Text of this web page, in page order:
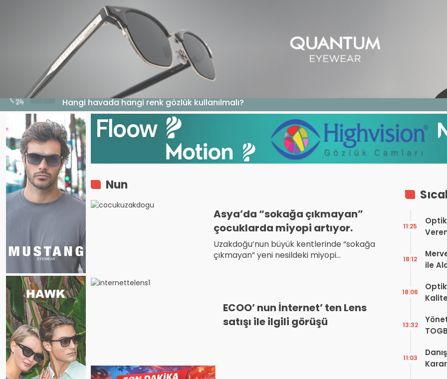
EKONOMI MAGAZIN
6 Ağustos 2026 - 17:11
Hangi havada hangi renk gözlük kullanılmalı?
Nun
Asya’da “sokağa çıkmayan”
çocuklarda miyopi artıyor.
Uzakdoğu’nun büyük kentlerinde “sokağa
çıkmayan” yeni nesildeki miyopi
ECOO’ nun İnternet’ ten Lens
satışı ile ilgili görüşü
11:25
ile
18:12
18:06
13:32
11:03